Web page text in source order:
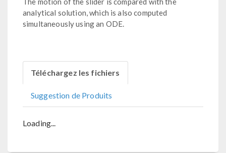
analytical solution, which is also computed
simultaneously using an ODE.
Téléchargez les fichiers
Suggestion de Produits
Loading...